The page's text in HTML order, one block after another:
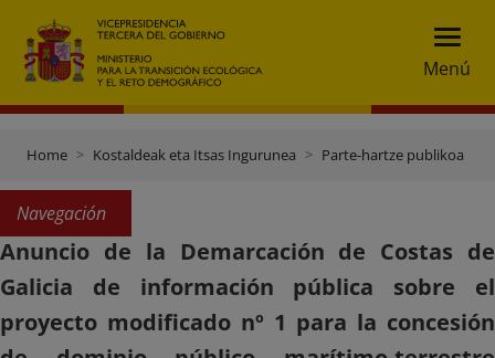
Menú
Home Kostaldeak eta Itsas Ingurunea Parte-hartze publikoa
Navegación
Anuncio de la Demarcación de Costas de
Galicia de información pública sobre el
proyecto modificado nº 1 para la concesión